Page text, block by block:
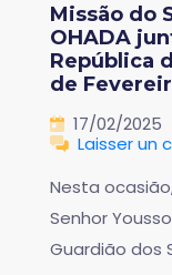
Missão do
OHADA
República
de
17/02/2025
Laisser un
Nesta
Senhor
Guardião dos